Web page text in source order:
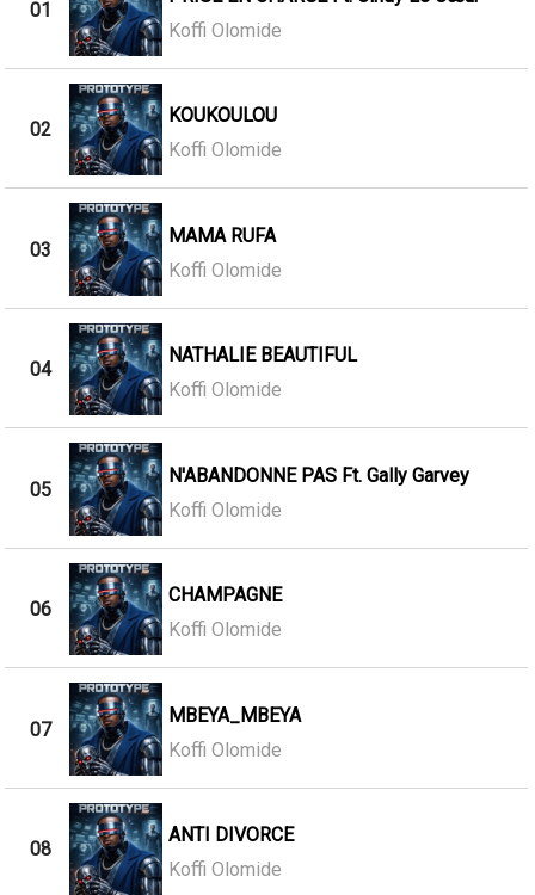
01
Koffi Olomide
02
KOUKOULOU
Koffi Olomide
03
MAMA RUFA
Koffi Olomide
04
NATHALIE BEAUTIFUL
Koffi Olomide
05
N'ABANDONNE PAS Ft. Gally Garvey
Koffi Olomide
06
CHAMPAGNE
Koffi Olomide
07
MBEYA_MBEYA
Koffi Olomide
08
ANTI DIVORCE
Koffi Olomide